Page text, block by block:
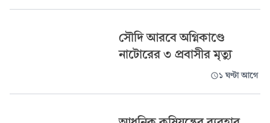
সৌদি আরবে অগ্নিকাণ্ডে
নাটোরের ৩ প্রবাসীর মৃত্যু
১ ঘণ্টা আগে